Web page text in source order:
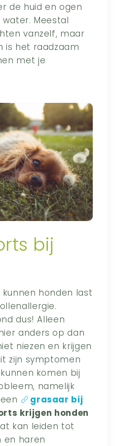
de huid en ogen
Meestal
vanzelf, maar
is het raadzaam
met je
bij
honden last
dus! Alleen
anders op dan
niezen en krijgen
zijn symptomen
komen bij
namelijk
grasaar bij
krijgen honden
kan leiden tot
en haren